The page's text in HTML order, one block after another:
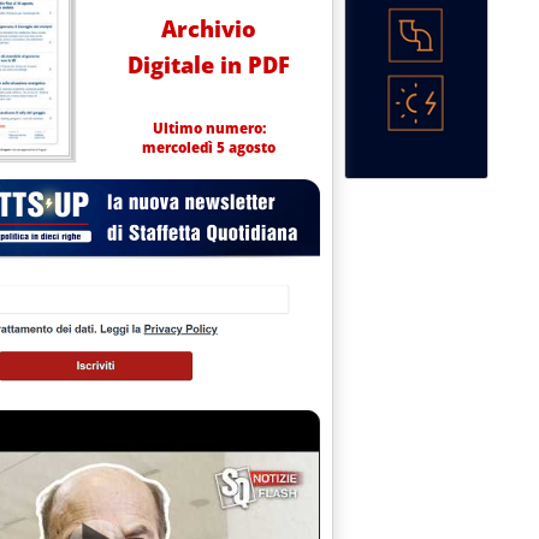
Archivio
Digitale in PDF
Ultimo numero:
mercoledì 5 agosto